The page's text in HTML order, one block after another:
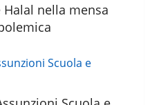
nella mensa